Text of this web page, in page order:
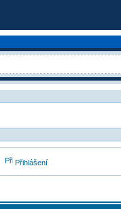
Přihlášení